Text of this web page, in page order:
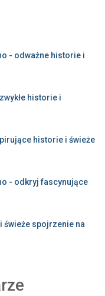
- odważne historie i
historie i
historie i świeże
- odkryj fascynujące
świeże spojrzenie na